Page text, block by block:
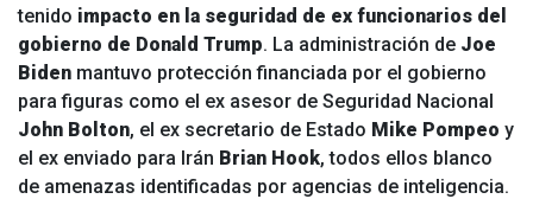
tenido impacto en la seguridad de ex funcionarios del
gobierno de Donald Trump. La administración de Joe
Biden mantuvo protección financiada por el gobierno
para figuras como el ex asesor de Seguridad Nacional
John Bolton, el ex secretario de Estado Mike Pompeo y
el ex enviado para Irán Brian Hook, todos ellos blanco
de amenazas identificadas por agencias de inteligencia.